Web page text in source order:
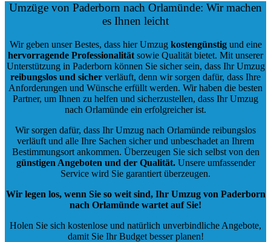
Umzüge von Paderborn nach Orlamünde: Wir machen
es Ihnen leicht
Wir geben unser Bestes, dass hier Umzug kostengünstigund eine
hervorragende Professionalität sowie Qualität bietet. Mit unserer
Unterstützung in Paderborn können Sie sicher sein, dass Ihr Umzug
reibungslos und sicher verläuft, denn wir sorgen dafür, dass Ihre
Anforderungen und Wünsche erfüllt werden. Wir haben die besten
Partner, um Ihnen zu helfen und sicherzustellen, dass Ihr Umzug
nach Orlamünde ein erfolgreicher ist.
Wir sorgen dafür, dass Ihr Umzug nach Orlamünde reibungslos
verläuft und alle Ihre Sachen sicher und unbeschadet an Ihrem
Bestimmungsort ankommen. Überzeugen Sie sich selbst von den
günstigen Angeboten und der Qualität.Unsere umfassender
Service wird Sie garantiert überzeugen.
Wir legen los, wenn Sie so weit sind, Ihr Umzug von Paderborn
nach Orlamünde wartet auf Sie!
Holen Sie sich kostenlose und natürlich unverbindliche Angebote,
damit Sie Ihr Budget besser planen!